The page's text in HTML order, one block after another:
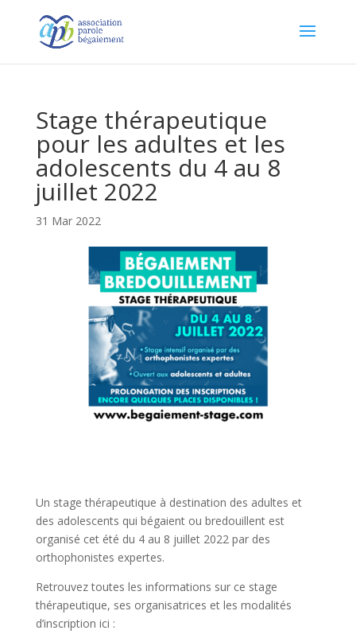
Stage thérapeutique
pour les adultes et les
adolescents du 4 au 8
juillet 2022
31 Mar 2022
Un stage thérapeutique à destination des adultes et
des adolescents qui bégaient ou bredouillent est
organisé cet été du 4 au 8 juillet 2022 par des
orthophonistes expertes.
Retrouvez toutes les informations sur ce stage
thérapeutique, ses organisatrices et les modalités
d’inscription ici :